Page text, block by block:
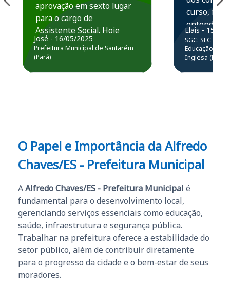
aprovação em sexto lugar
para o cargo de
Assistente Social. Hoje
estou atuando na
Prefeitura de Santarém.
José - 16/05/2025
Prefeitura Municipal de Santarém
(Pará)
curso,
entender e
prática
resolução
questões.”
Elais - 15/07/
SGC: SEC BA
Educação
Inglesa (Edital
O Papel e Importância da Alfredo
Chaves/ES - Prefeitura Municipal
AAlfredo Chaves/ES - Prefeitura Municipal é
fundamental para o desenvolvimento local,
gerenciando serviços essenciais como educação,
saúde, infraestrutura e segurança pública.
Trabalhar na prefeitura oferece a estabilidade do
setor público, além de contribuir diretamente
para o progresso da cidade e o bem-estar de seus
moradores.